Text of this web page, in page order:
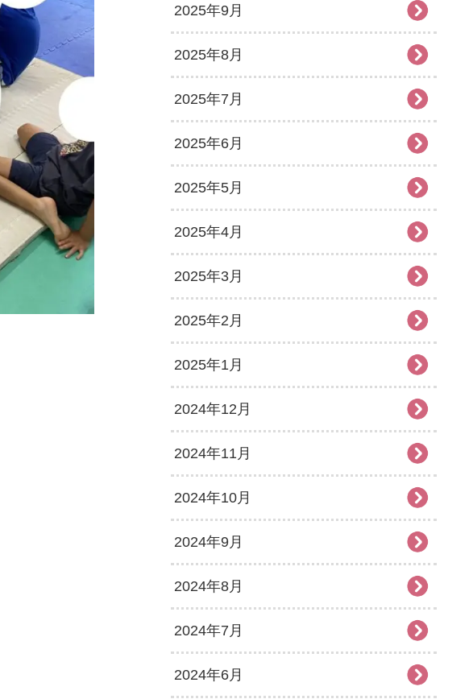
2025年9月
2025年8月
2025年7月
2025年6月
2025年5月
2025年4月
2025年3月
2025年2月
2025年1月
2024年12月
2024年11月
2024年10月
2024年9月
2024年8月
2024年7月
2024年6月